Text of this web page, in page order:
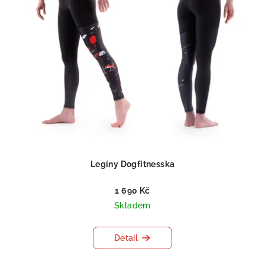
Legíny Dogfitnesska
1 690 Kč
Skladem
Detail